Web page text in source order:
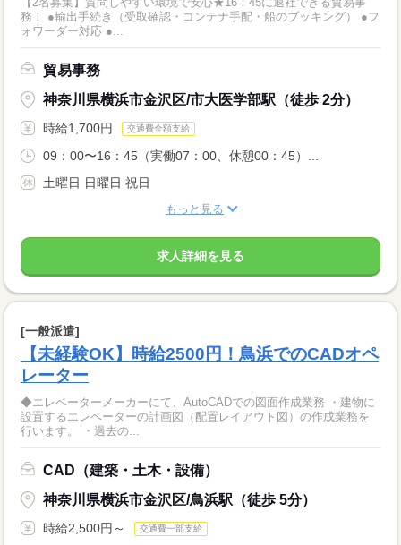
務！ ●輸出手続き（受取確認・コンテナ手配・船のブッキング） ●フ
ォワーダー対応 ●...
貿易事務
神奈川県横浜市金沢区/市大医学部駅（徒歩 2分）
時給1,700円 交通費全額支給
09：00〜16：45（実働07：00、休憩00：45）...
土曜日 日曜日 祝日
もっと見る
求人詳細を見る
[一般派遣]
【未経験OK】時給2500円！鳥浜でのCADオペ
レーター
◆エレベーターメーカーにて、AutoCADでの図面作成業務 ・建物に
設置するエレベーターの計画図（配置レイアウト図）の作成業務を
行います。 ・過去の...
CAD（建築・土木・設備）
神奈川県横浜市金沢区/鳥浜駅（徒歩 5分）
時給2,500円～ 交通費一部支給